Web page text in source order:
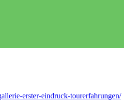
erster-eindruck-tourerfahrungen/